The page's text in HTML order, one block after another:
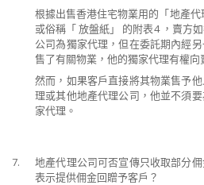
根據出售香港住宅物業用的「地產代
或俗稱「 放盤紙」 的附表4 ，賣方
公司為獨家代理，但在委託期內經
售了有關物業，他的獨家代理有權向
然而，如果客戶直接將其物業售予
理或其他地產代理公司，他並不須
家代理。
7.
地產代理公司可否宣傳只收取部分
表示提供佣金回贈予客戶？